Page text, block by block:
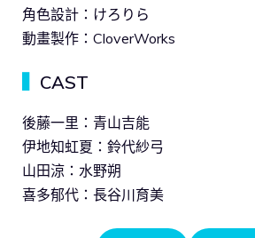
角色設計：けろりら
動畫製作：CloverWorks
CAST
後藤一里：青山吉能
伊地知虹夏：鈴代紗弓
山田涼：水野朔
喜多郁代：長谷川育美